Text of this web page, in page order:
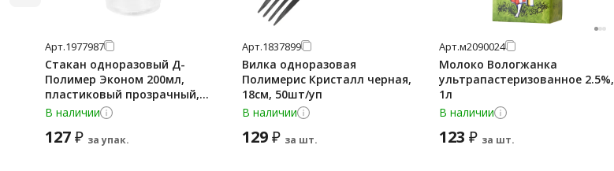
Арт.1977987
Стакан одноразовый Д-
Полимер Эконом 200мл,
пластиковый прозрачный,
100шт/уп
В наличии
127₽ за упак.
Арт.1837899
Вилка одноразовая
Полимерис Кристалл черная,
18см, 50шт/уп
В наличии
129₽ за шт.
Арт.м2090024
Молоко Вологжанка
ультрапастеризованное 2.5%,
1л
В наличии
123 ₽ за шт.